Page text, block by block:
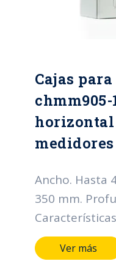
Cajas
chmm905-
horizontal
Ancho. Hasta
350 mm.
Grado de
Grado de
Ver más